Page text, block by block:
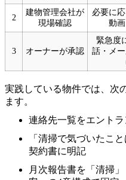
2
建物管理会社が
現場確認
必要に
動
3 オーナーが承認
緊急度
話・メ
実践している物件では、次
ます。
連絡先一覧をエント
「清掃で気づいたこ
契約書に明記
月次報告書を「清掃